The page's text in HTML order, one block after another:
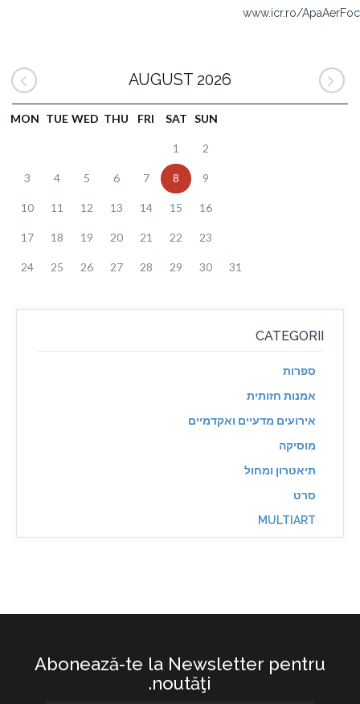
www.icr.ro/ApaAerFoc
AUGUST 2026
MON TUE WED THU FRI SAT SUN
1 2
3 4 5 6 7 8 9
10 11 12 13 14 15 16
17 18 19 20 21 22 23
24 25 26 27 28 29 30 31
CATEGORII
ספרות
אמנות חזותית
אירועים מדעיים ואקדמיים
מוסיקה
תיאטרון ומחול
סרט
MULTIART
Abonează-te la Newsletter pentru
noutăţi.